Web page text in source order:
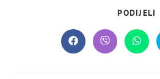
PODIJELI
Opens
in
Opens
in
Opens
in